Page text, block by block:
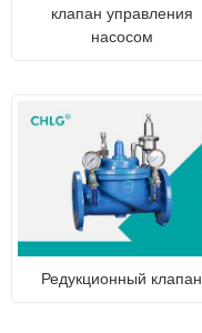
клапан управления
насосом
Редукционный клапан